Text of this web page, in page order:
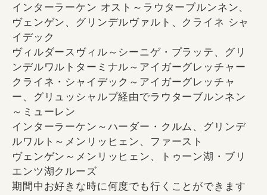
インターラーケン オスト～ラウターブルンネン、
ヴェンゲン、グリンデルヴァルト、クライネ シャ
イデック
ヴィルダースヴィル～シーニゲ・プラッテ、グリ
ンデルワルトターミナル～アイガーグレッチャー
クライネ・シャイデック～アイガーグレッチャ
ー、グリュッシャルプ経由でラウターブルンネン
～ミューレン
インターラーケン～ハーダー・クルム、グリンデ
ルワルト～メンリッヒェン、ファースト
ヴェンゲン～メンリッヒェン、トゥーン湖・ブリ
エンツ湖クルーズ
期間中お好きな時に何度でも行くことができます